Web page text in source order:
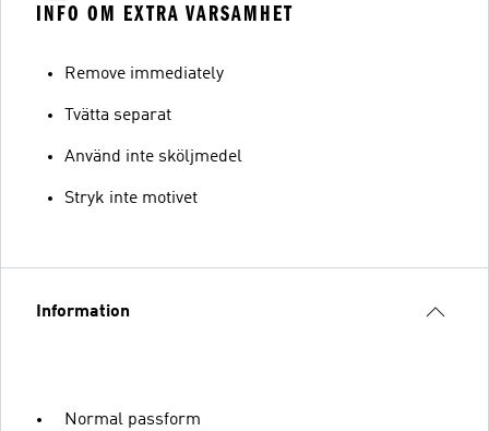
INFO OM EXTRA VARSAMHET
Remove immediately
Tvätta separat
Använd inte sköljmedel
Stryk inte motivet
Information
Normal passform